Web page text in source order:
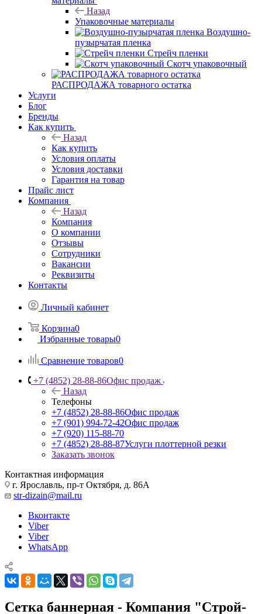
Назад
Упаковочные материалы
Воздушно-
пузырчатая пленка
Стрейч пленки
Скотч упаковочный
РАСПРОДАЖА товарного остатка
Услуги
Блог
Бренды
Как купить
Назад
Как купить
Условия оплаты
Условия доставки
Гарантия на товар
Прайс лист
Компания
Назад
Компания
О компании
Отзывы
Сотрудники
Вакансии
Реквизиты
Контакты
Личный кабинет
Корзина0
Избранные товары0
Сравнение товаров0
+7 (4852) 28-88-86Офис продаж
Назад
Телефоны
+7 (4852) 28-88-86Офис продаж
+7 (901) 994-72-42Офис продаж
+7 (920) 115-88-70
+7 (4852) 28-88-87Услуги плоттерной резки
Заказать звонок
Контактная информация
г. Ярославль, пр-т Октября, д. 86А
str-dizain@mail.ru
Вконтакте
Viber
Viber
WhatsApp
Сетка баннерная - Компания "Строй-